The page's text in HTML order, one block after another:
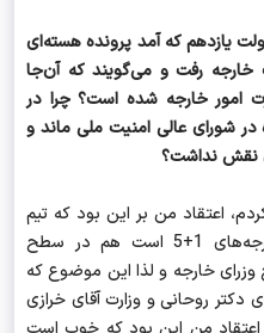
یازدهم که آمد پرونده هسته‌ای
خارجه رفت و می‌گویند که آن‌جا
امور خارجه شده است؟ چرا در
در شورای عالی امنیت ملی ماند و
نقش نداشت؟
اعتقاد من بر این بود که تیم
مقابل ما در مذاکره تیم وزارت‌خارجه‌های 1+5 است هم در سطح
خارجه و لذا این موضوع که
دکتر روحانی و وزارت آقای خرازی